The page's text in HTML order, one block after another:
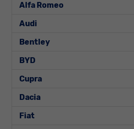
Alfa Romeo
Audi
Bentley
BYD
Cupra
Dacia
Fiat